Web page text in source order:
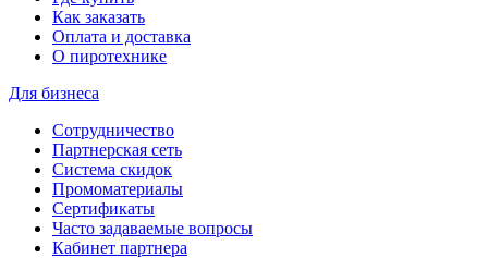
Как заказать
Оплата и доставка
О пиротехнике
Для бизнеса
Сотрудничество
Партнерская сеть
Система скидок
Промоматериалы
Сертификаты
Часто задаваемые вопросы
Кабинет партнера